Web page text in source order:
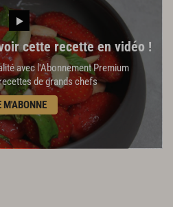
cette recette en vidéo !
avec l'Abonnement Premium
de grands chefs
M'ABONNE